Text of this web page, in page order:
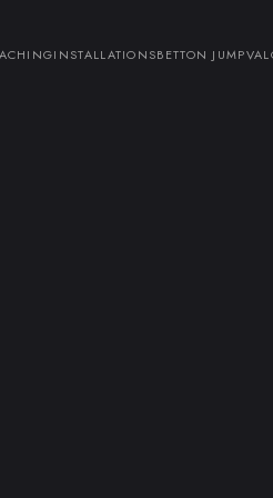
INSTALLATIONSBETTON JUMP